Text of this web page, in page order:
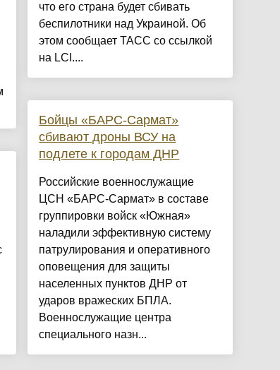
что его страна будет сбивать
беспилотники над Украиной. Об
этом сообщает ТАСС со ссылкой
на LCI....
Бойцы «БАРС-Сармат»
сбивают дроны ВСУ на
подлете к городам ДНР
Российские военнослужащие
ЦСН «БАРС-Сармат» в составе
группировки войск «Южная»
наладили эффективную систему
патрулирования и оперативного
оповещения для защиты
населенных пунктов ДНР от
ударов вражеских БПЛА.
Военнослужащие центра
специального назн...